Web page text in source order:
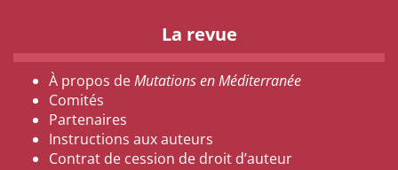
La revue
À propos deMutations en Méditerranée
Comités
Partenaires
Instructions aux auteurs
Contrat de cession de droit d’auteur